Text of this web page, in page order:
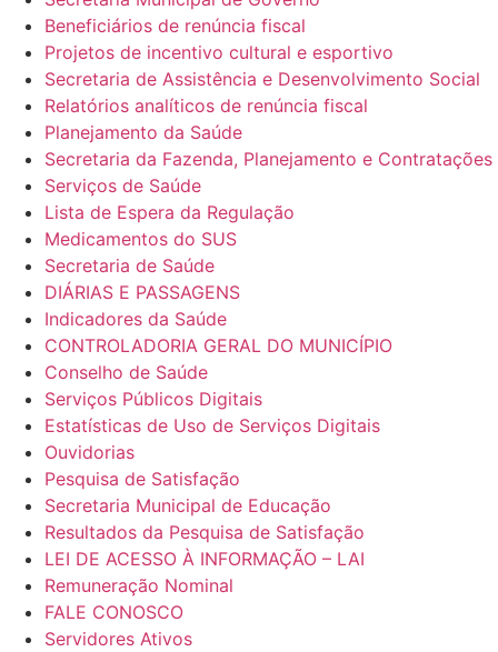
Beneficiários de renúncia fiscal
Projetos de incentivo cultural e esportivo
Secretaria de Assistência e Desenvolvimento Social
Relatórios analíticos de renúncia fiscal
Planejamento da Saúde
Secretaria da Fazenda, Planejamento e Contratações
Serviços de Saúde
Lista de Espera da Regulação
Medicamentos do SUS
Secretaria de Saúde
DIÁRIAS E PASSAGENS
Indicadores da Saúde
CONTROLADORIA GERAL DO MUNICÍPIO
Conselho de Saúde
Serviços Públicos Digitais
Estatísticas de Uso de Serviços Digitais
Ouvidorias
Pesquisa de Satisfação
Secretaria Municipal de Educação
Resultados da Pesquisa de Satisfação
LEI DE ACESSO À INFORMAÇÃO – LAI
Remuneração Nominal
FALE CONOSCO
Servidores Ativos